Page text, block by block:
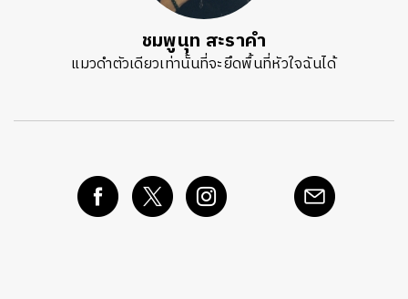
ชมพูนุท สะราคำ
แมวดำตัวเดียวเท่านั้นที่จะยึดพื้นที่หัวใจฉันได้